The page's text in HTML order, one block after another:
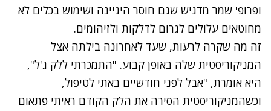
ופרופ' שמר מדגיש שגם חוסר היגיינה ושימוש בכלים לא
מחוטאים עלולים לגרום לדלקות ולזיהומים.
זה מה שקרה לרעות, שעד לאחרונה בילתה אצל
המניקוריסטית שלה באופן קבוע. "התמכרתי ללק ג'ל",
היא אומרת, "אבל לפני חודשיים באתי לטיפול,
וכשהמניקוריסטית הסירה את הלק הקודם ראיתי פתאום